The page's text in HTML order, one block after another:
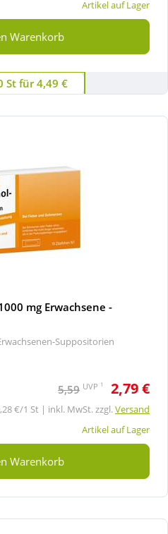
Artikel auf Lager
Warenkorb
St für 4,49 €
mg Erwachsene -
Suppositorien
5,59 UVP 1 2,79 €
€/1 St | inkl. MwSt. zzgl.Versand
Artikel auf Lager
Warenkorb